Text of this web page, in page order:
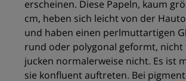
erscheinen. Diese Papeln, kaum
cm, heben sich leicht von der
und haben einen perlmuttartigen
rund oder polygonal geformt,
jucken normalerweise nicht. Es ist
sie konfluent auftreten. Bei